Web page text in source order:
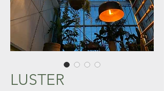
LUSTER